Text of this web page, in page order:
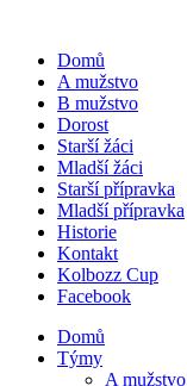
Domů
A mužstvo
B mužstvo
Dorost
Starší žáci
Mladší žáci
Starší přípravka
Mladší přípravka
Historie
Kontakt
Kolbozz Cup
Facebook
Domů
Týmy
A mužstvo